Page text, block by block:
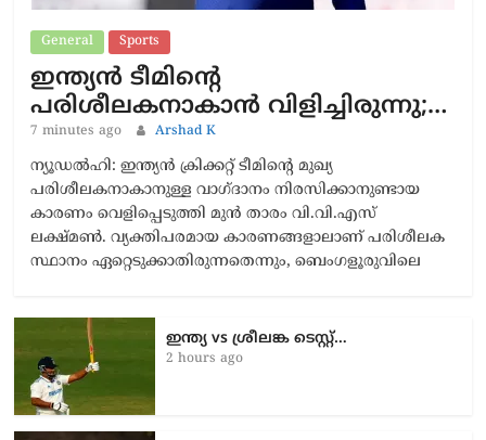
General Sports
ഇന്ത്യൻ ടീമിന്റെ
പരിശീലകനാകാൻ വിളിച്ചിരുന്നു;…
7 minutes ago Arshad K
ന്യൂഡൽഹി: ഇന്ത്യൻ ക്രിക്കറ്റ് ടീമിന്റെ മുഖ്യ
പരിശീലകനാകാനുള്ള വാഗ്ദാനം നിരസിക്കാനുണ്ടായ
കാരണം വെളിപ്പെടുത്തി മുൻ താരം വി.വി.എസ്
ലക്ഷ്മൺ. വ്യക്തിപരമായ കാരണങ്ങളാലാണ് പരിശീലക
സ്ഥാനം ഏറ്റെടുക്കാതിരുന്നതെന്നും, ബെംഗളൂരുവിലെ
ഇന്ത്യ vs ശ്രീലങ്ക ടെസ്റ്റ്…
2 hours ago